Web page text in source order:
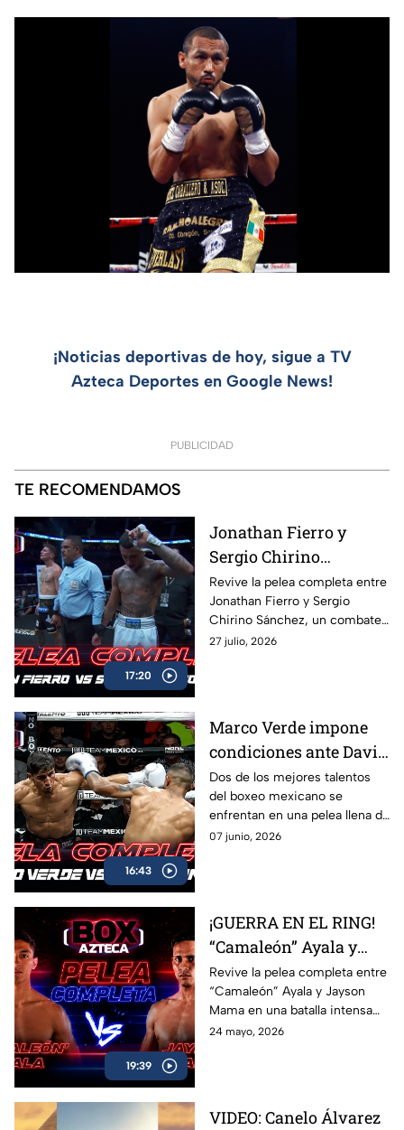
¡Noticias deportivas de hoy, sigue a TV
Azteca Deportes en Google News!
PUBLICIDAD
TE RECOMENDAMOS
17:20
Jonathan Fierro y
Sergio Chirino
protagonizan una
guerra sobre el ring
Revive la pelea completa entre
Jonathan Fierro y Sergio
Chirino Sánchez, un combate
lleno de intensidad,
27 julio, 2026
16:43
Marco Verde impone
condiciones ante David
Camacho en una
intensa batalla de Box
Azteca
Dos de los mejores talentos
del boxeo mexicano se
enfrentan en una pelea llena de
acción, potencia y grandes
Box Azteca.
07 junio, 2026
19:39
¡GUERRA EN EL RING!
“Camaleón” Ayala y
Jayson Mama se
dieron con todo
Revive la pelea completa entre
“Camaleón” Ayala y Jayson
Mama en una batalla intensa
llena de golpes, emoción y
24 mayo, 2026
VIDEO: Canelo Álvarez